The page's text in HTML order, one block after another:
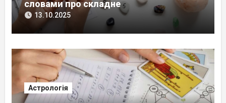
словами про складне
13.10.2025
Астрологія